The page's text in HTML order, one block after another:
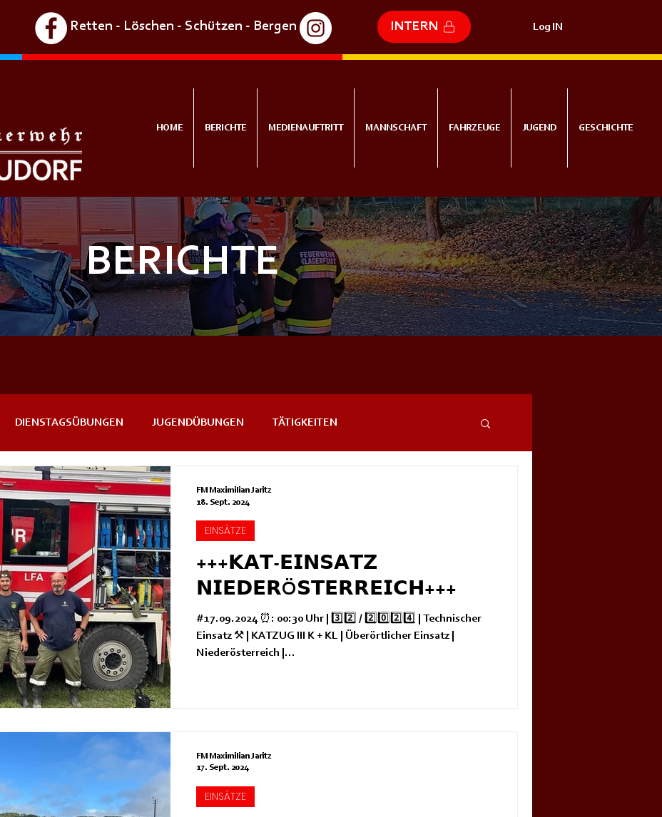
Retten - Löschen - Schützen - Bergen INTERN Log IN
BERICHTE
DIENSTAGSÜBUNGEN JUGENDÜBUNGEN TÄTIGKEITEN
EVENTS IN KÜRZE
+++𝗞𝗔𝗧-𝗘𝗜𝗡𝗦𝗔𝗧𝗭
𝗡𝗜𝗘𝗗𝗘𝗥Ö𝗦𝗧𝗘𝗥𝗥𝗘𝗜𝗖𝗛+++
#17.09.2024 ⏰: 00:30 Uhr | 3️⃣2️⃣ / 2️⃣0️⃣2️⃣4️⃣ | Technischer
Einsatz ⚒ | KATZUG III K + KL | Überörtlicher Einsatz |
Niederösterreich |...
EINSÄTZE
FM Maximilian Jaritz
18. Sept. 2024
EINSÄTZE
FM Maximilian Jaritz
17. Sept. 2024
HOME BERICHTE MEDIENAUFTRITT MANNSCHAFT FAHRZEUGE JUGEND GESCHICHTE